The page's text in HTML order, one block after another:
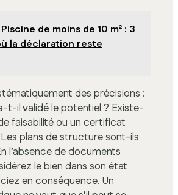
Piscine de moins de 10 m² : 3
la déclaration reste
des précisions :
t-il validé le potentiel ? Existe-
faisabilité ou un certificat
plans de structure sont-ils
l’absence de documents
le bien dans son état
en conséquence. Un